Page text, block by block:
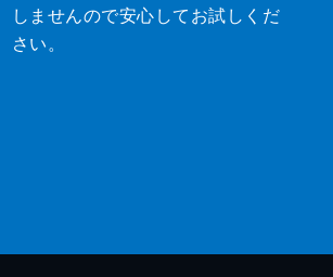
しませんので安心してお試しくだ
さい。